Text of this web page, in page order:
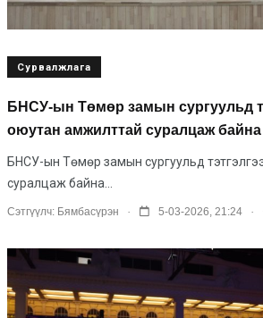
Сурвалжлага
БНСУ-ын Төмөр замын сургуульд
оюутан амжилттай суралцаж байна
БНСУ-ын Төмөр замын сургуульд
суралцаж байна...
Сэтгүүлч: Бямбасүрэн . 5-03-2026, 21:24 .